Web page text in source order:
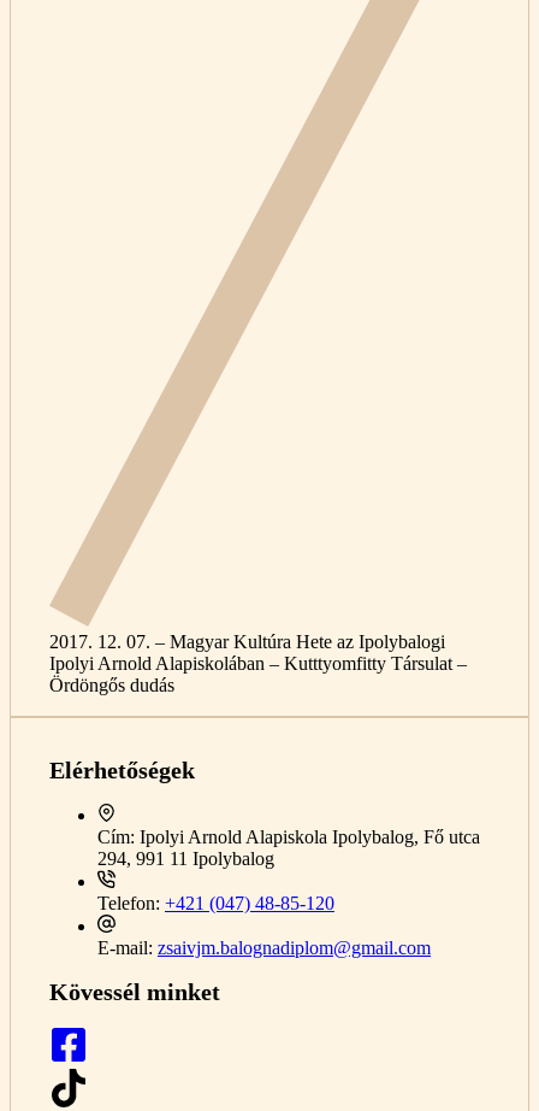
2017. 12. 07. – Magyar Kultúra Hete az Ipolybalogi
Ipolyi Arnold Alapiskolában – Kutttyomfitty Társulat –
Ördöngős dudás
Elérhetőségek
Cím: Ipolyi Arnold Alapiskola Ipolybalog, Fő utca
294, 991 11 Ipolybalog
Telefon: +421 (047) 48-85-120
E-mail: zsaivjm.balognadiplom@gmail.com
Kövessél minket